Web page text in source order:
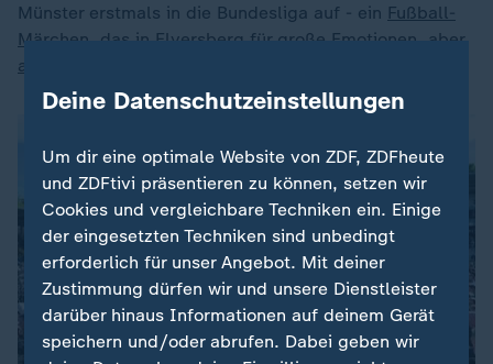
Münster erstmals in die Bundesliga auf - ein Fußball-
Märchen, das in Elversberg für große Emotionen, aber
auch große Herausforderungen
Deine Datenschutzeinstellungen
Um dir eine optimale Website von ZDF, ZDFheute
und ZDFtivi präsentieren zu können, setzen wir
Cookies und vergleichbare Techniken ein. Einige
der eingesetzten Techniken sind unbedingt
erforderlich für unser Angebot. Mit deiner
Zustimmung dürfen wir und unsere Dienstleister
darüber hinaus Informationen auf deinem Gerät
speichern und/oder abrufen. Dabei geben wir